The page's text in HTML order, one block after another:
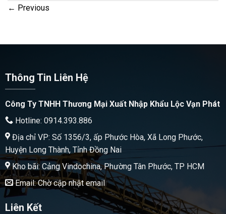
← Previous
Thông Tin Liên Hệ
Công Ty TNHH Thương Mại Xuất Nhập Khẩu Lộc Vạn Phát
Hotline: 0914.393.886
Địa chỉ VP: Số 1356/3, ấp Phước Hòa, Xã Long Phước,
Huyện Long Thành, Tỉnh Đồng Nai
Kho bãi: Cảng Vindochina, Phường Tân Phước, TP HCM
Email: Chờ cập nhật email
Liên Kết